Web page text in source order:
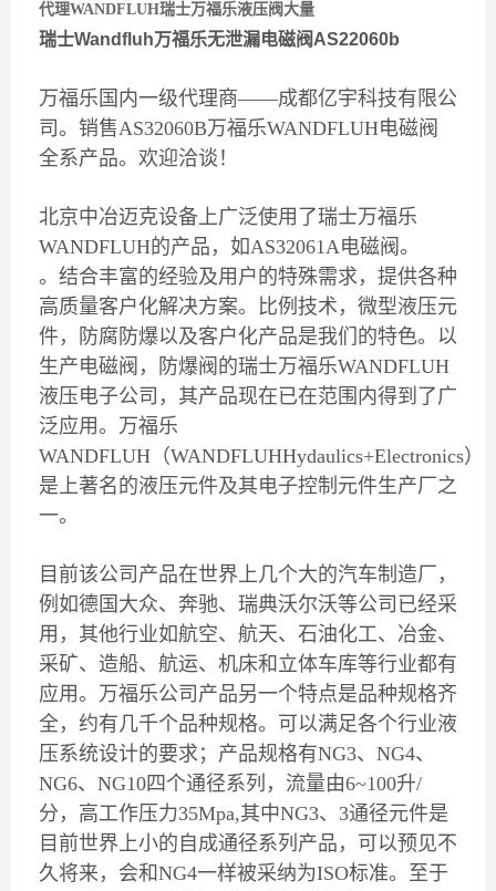
代理WANDFLUH瑞士万福乐液压阀大量
瑞士Wandfluh万福乐无泄漏电磁阀AS22060b
万福乐国内一级代理商——成都亿宇科技有限公
司。销售AS32060B万福乐WANDFLUH电磁阀
全系产品。欢迎洽谈！
北京中冶迈克设备上广泛使用了瑞士万福乐
WANDFLUH的产品，如AS32061A电磁阀。
。结合丰富的经验及用户的特殊需求，提供各种
高质量客户化解决方案。比例技术，微型液压元
件，防腐防爆以及客户化产品是我们的特色。以
生产电磁阀，防爆阀的瑞士万福乐WANDFLUH
液压电子公司，其产品现在已在范围内得到了广
泛应用。万福乐
WANDFLUH（WANDFLUHHydaulics+Electronics）
是上著名的液压元件及其电子控制元件生产厂之
一。
目前该公司产品在世界上几个大的汽车制造厂，
例如德国大众、奔驰、瑞典沃尔沃等公司已经采
用，其他行业如航空、航天、石油化工、冶金、
采矿、造船、航运、机床和立体车库等行业都有
应用。万福乐公司产品另一个特点是品种规格齐
全，约有几千个品种规格。可以满足各个行业液
压系统设计的要求；产品规格有NG3、NG4、
NG6、NG10四个通径系列，流量由6~100升/
分，高工作压力35Mpa,其中NG3、3通径元件是
目前世界上小的自成通径系列产品，可以预见不
久将来，会和NG4一样被采纳为ISO标准。至于